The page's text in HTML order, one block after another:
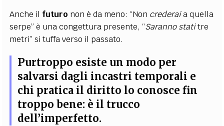
Anche il futuro non è da meno: “Non crederaia quella
serpe” è una congettura presente, “Saranno statitre
metri” si tuffa verso il passato.
Purtroppo esiste un modo per
salvarsi dagli incastri temporali e
chi pratica il diritto lo conosce fin
troppo bene: è il trucco
dell’imperfetto.